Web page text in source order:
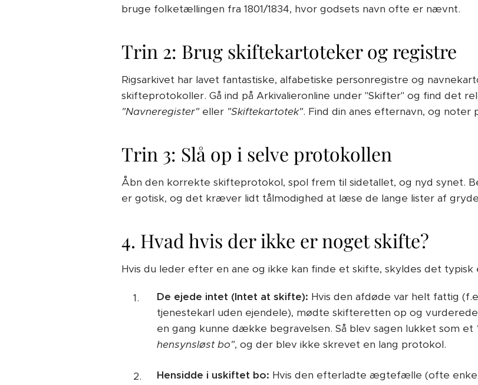
bruge folketællingen fra 1801/1834, hvor godsets navn ofte er nævnt.
Trin 2: Brug skiftekartoteker og registre
Rigsarkivet har lavet fantastiske, alfabetiske personregistre og
skifteprotokoller. Gå ind på Arkivalieronline under "Skifter" og find det
"Navneregister"eller "Skiftekartotek". Find din anes efternavn, og
Trin 3: Slå op i selve protokollen
Åbn den korrekte skifteprotokol, spol frem til sidetallet, og nyd synet.
er gotisk, og det kræver lidt tålmodighed at læse de lange lister af
4. Hvad hvis der ikke er noget skifte?
Hvis du leder efter en ane og ikke kan finde et skifte, skyldes det typisk
De ejede intet (Intet at skifte): Hvis den afdøde var helt fattig
tjenestekarl uden ejendele), mødte skifteretten op og
en gang kunne dække begravelsen. Så blev sagen lukket som et
hensynsløst bo", og der blev ikke skrevet en lang protokol.
Hensidde i uskiftet bo: Hvis den efterladte ægtefælle (ofte